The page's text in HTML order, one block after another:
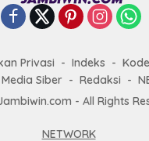
Privasi Indeks
Siber
Redaksi
- All Rights
NETWORK